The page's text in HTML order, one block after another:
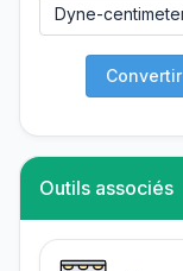
Convertir
Outils associés